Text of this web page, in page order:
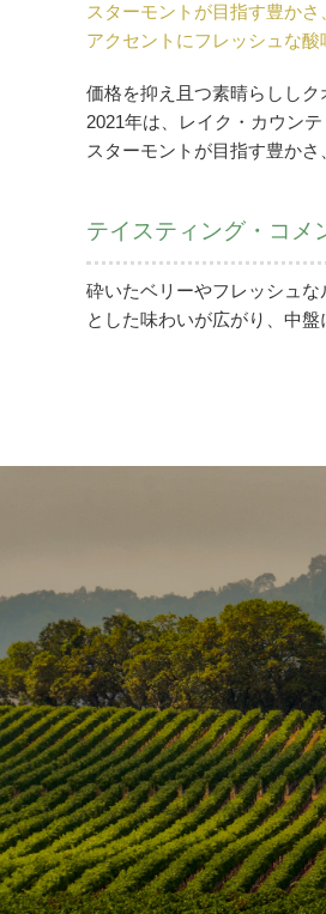
スターモントが目指す豊か
アクセントにフレッシュな酸
価格を抑え且つ素晴らししク
2021年は、レイク・カウン
スターモントが目指す豊か
テイスティング・コメ
砕いたベリーやフレッシュ
とした味わいが広がり、中